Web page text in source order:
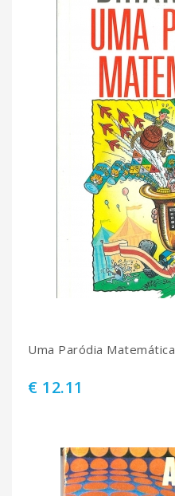
Uma Paródia Matemática
€ 12.11